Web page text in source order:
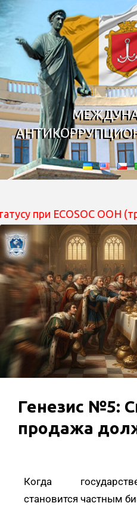
ECOSOC ООН
Генезис №5:
продажа
Когда
становится частным